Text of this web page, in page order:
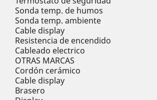
Sonda temp. de humos
Sonda temp. ambiente
Cable display
Resistencia de encendido
Cableado electrico
OTRAS MARCAS
Cordón cerámico
Cable display
Brasero